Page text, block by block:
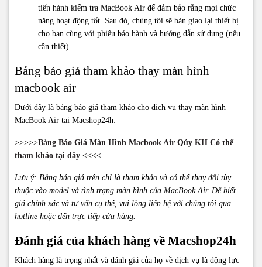
tiến hành kiểm tra MacBook Air để đảm bảo rằng mọi chức
năng hoạt động tốt. Sau đó, chúng tôi sẽ bàn giao lại thiết bị
cho bạn cùng với phiếu bảo hành và hướng dẫn sử dụng (nếu
cần thiết).
Bảng báo giá tham khảo thay màn hình
macbook air
Dưới đây là bảng báo giá tham khảo cho dịch vụ thay màn hình
MacBook Air tại Macshop24h:
>>>>>Bảng Báo Giá Màn Hình Macbook Air Qúy KH Có thể
tham khảo tại đây <<<<
Lưu ý: Bảng báo giá trên chỉ là tham khảo và có thể thay đổi tùy
thuộc vào model và tình trạng màn hình của MacBook Air. Để biết
giá chính xác và tư vấn cụ thể, vui lòng liên hệ với chúng tôi qua
hotline hoặc đến trực tiếp cửa hàng.
Đánh giá của khách hàng về Macshop24h
Khách hàng là trọng nhất và đánh giá của họ về dịch vụ là động lực